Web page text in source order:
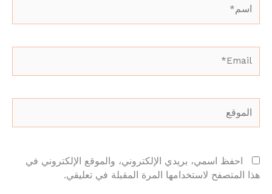
احفظ اسمي، بريدي الإلكتروني، والموقع الإلكتروني في
هذا المتصفح لاستخدامها المرة المقبلة في تعليقي.